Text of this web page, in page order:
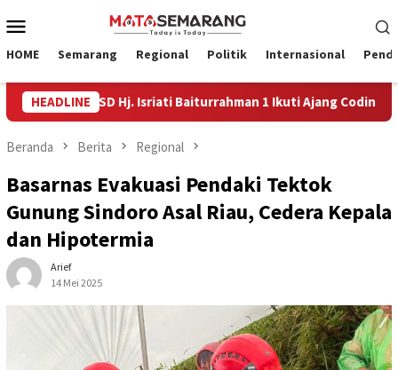
ke
Mobile
HOME Semarang Regional Politik Internasional
HEADLINE
SD Hj. Isriati Baiturrahman 1 Ikuti Ajang Coding Internasional
Beranda Berita Regional
Basarnas Evakuasi Pendaki Tektok
Gunung Sindoro Asal Riau, Cedera Kepala
dan Hipotermia
Arief
14 Mei 2025